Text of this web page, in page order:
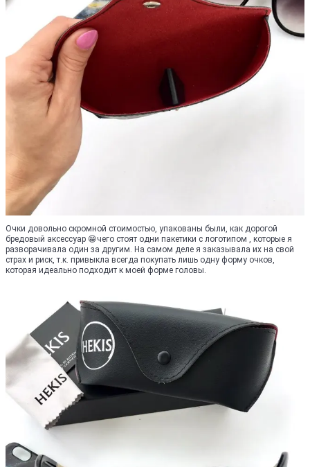
Очки довольно скромной стоимостью, упакованы были, как дорогой
бредовый аксессуар 😁чего стоят одни пакетики с логотипом , которые я
разворачивала один за другим. На самом деле я заказывала их на свой
страх и риск, т.к. привыкла всегда покупать лишь одну форму очков,
которая идеально подходит к моей форме головы.